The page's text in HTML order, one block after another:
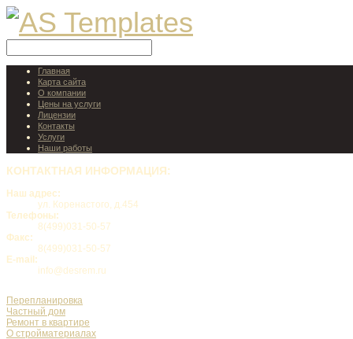
Главная
Карта сайта
О компании
Цены на услуги
Лицензии
Контакты
Услуги
Наши работы
КОНТАКТНАЯ ИНФОРМАЦИЯ:
Наш адрес:
ул. Коренастого, д.454
Телефоны:
8(499)031-50-57
Факс:
8(499)031-50-57
E-mail:
info@desrem.ru
Перепланировка
Частный дом
Ремонт в квартире
О стройматериалах